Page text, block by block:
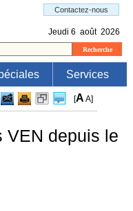
Services
[A A]
VEN depuis le